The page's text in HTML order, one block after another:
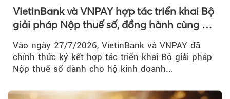
VietinBank và VNPAY hợp tác triển khai Bộ
giải pháp Nộp thuế số, đồng hành cùng hộ
Vào ngày 27/7/2026, VietinBank và VNPAY đã
chính thức ký kết hợp tác triển khai Bộ giải pháp
Nộp thuế số dành cho hộ kinh doanh...